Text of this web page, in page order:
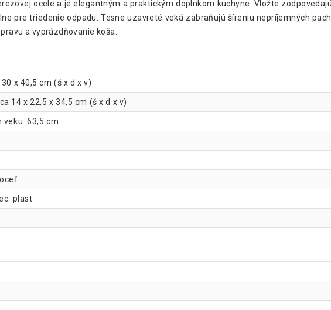
ocele a je elegantným a praktickým doplnkom kuchyne. Vložte
pre triedenie odpadu. Tesne uzavreté veká zabraňujú šíreniu nepríjemných
a vyprázdňovanie koša.
x 40,5 cm (š x d x v)
14 x 22,5 x 34,5 cm (š x d x v)
veku: 63,5 cm
plast